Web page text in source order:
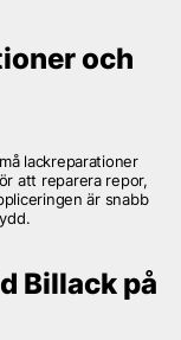
och
lackreparationer
att reparera repor,
är snabb
Billack på